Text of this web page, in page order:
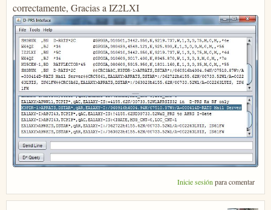
correctamente, Gracias a IZ2LXI
Inicie sesión para comentar